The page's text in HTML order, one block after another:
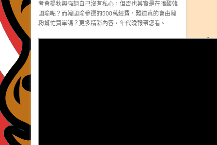
者會楊秋興強調自己沒有私心，但否也其實是在暗酸韓
國瑜呢？而韓國瑜參選的500萬經費，難道真的會由韓
粉幫忙買單嗎？更多精彩內容，年代晚報帶您看。